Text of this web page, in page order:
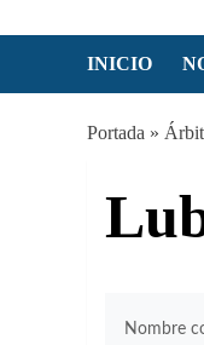
INICIO
Portada »
Nombre